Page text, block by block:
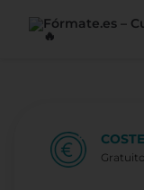
Gratuito